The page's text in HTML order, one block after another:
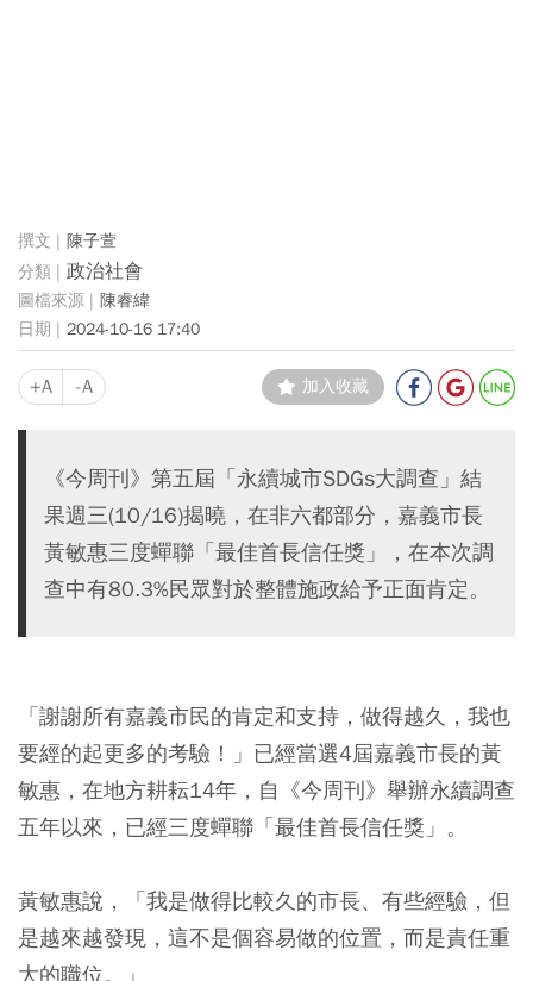
陳子萱
政治社會
陳睿緯
2024-10-16 17:40
+A -A 加入收藏
《今周刊》第五屆「永續城市SDGs大調查」結
果週三(10/16)揭曉，在非六都部分，嘉義市長
黃敏惠三度蟬聯「最佳首長信任獎」，在本次調
查中有80.3%民眾對於整體施政給予正面肯定。
「謝謝所有嘉義市民的肯定和支持，做得越久，我也
要經的起更多的考驗！」已經當選4屆嘉義市長的黃
敏惠，在地方耕耘14年，自《今周刊》舉辦永續調查
五年以來，已經三度蟬聯「最佳首長信任獎」。
黃敏惠說，「我是做得比較久的市長、有些經驗，但
是越來越發現，這不是個容易做的位置，而是責任重
大的職位。」